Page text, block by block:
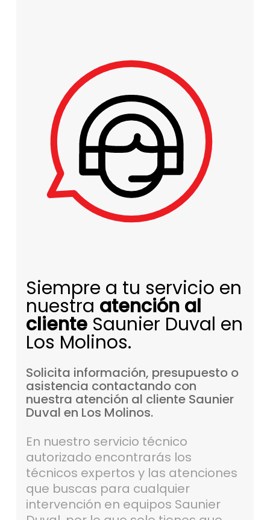
Siempre a tu servicio en
nuestra atención al
clienteSaunier Duval en
Los Molinos.
Solicita información, presupuesto o
asistencia contactando con
nuestra atención al cliente Saunier
Duval en Los Molinos.
En nuestro servicio técnico
autorizado encontrarás los
técnicos expertos y las atenciones
que buscas para cualquier
intervención en equipos Saunier